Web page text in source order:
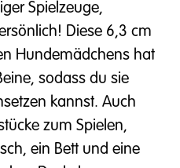
Spielzeuge,
Diese 6,3 cm
Hundemädchens hat
sodass du sie
kannst. Auch
zum Spielen,
ein Bett und eine